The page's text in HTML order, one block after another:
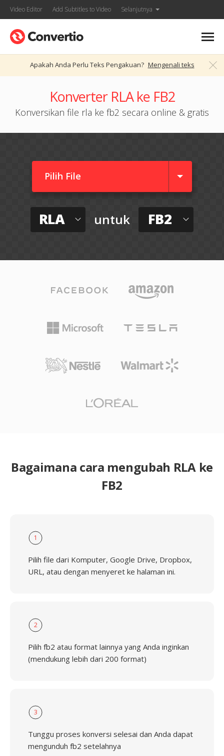
Video Editor Add Subtitles to Video Selanjutnya
Apakah Anda Perlu Teks Pengakuan? Mengenali teks
Konverter RLA ke FB2
Konversikan file rla ke fb2 secara online & gratis
Pilih File
RLA untuk FB2
Bagaimana cara mengubah RLA ke
FB2
1
Pilih file dari Komputer, Google Drive, Dropbox,
URL, atau dengan menyeret ke halaman ini.
2
Pilih fb2 atau format lainnya yang Anda inginkan
(mendukung lebih dari 200 format)
3
Tunggu proses konversi selesai dan Anda dapat
mengunduh fb2 setelahnya